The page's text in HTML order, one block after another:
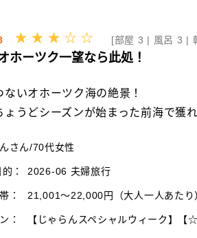
[部屋 3 | 風呂 3 |
ホーツク一望なら此処！
ないオホーツク海の絶景！
ょうどシーズンが始まった前海で獲
さん/70代女性
： 2026-06 夫婦旅行
： 21,001～22,000円（大人一人あたり
： 【じゃらんスペシャルウィーク】